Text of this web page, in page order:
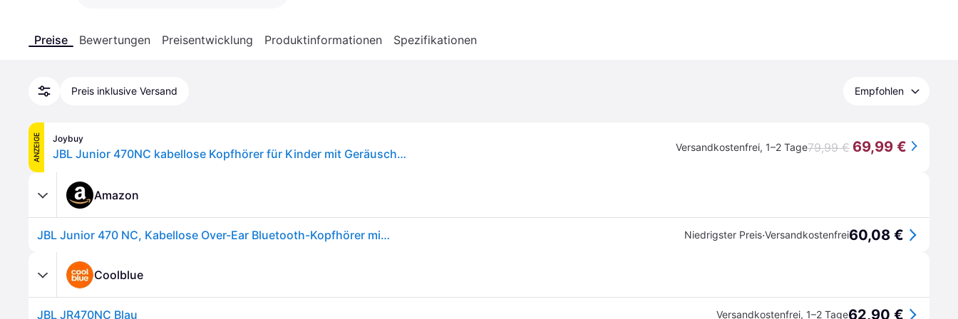
Preise Bewertungen Preisentwicklung Produktinformationen Spezifikationen
Preis inklusive Versand Empfohlen
ANZEIGE Joybuy
JBL Junior 470NC kabellose Kopfhörer für Kinder mit Geräuschunterdrückung – Blau Versandkostenfrei, 1–2 Tage79,99 € 69,99 €
Amazon
JBL Junior 470 NC, Kabellose Over-Ear Bluetooth-Kopfhörer mit Active-Noise-Cancelling für Kinder, Mikrofon, 50 h Wiedergabe, JBL Safe Sound, geringer Lautstärke, simpler Bedienung und Stickern, Blau Niedrigster Preis·Versandkostenfrei60,08 €
Coolblue
JBL JR470NC Blau Versandkostenfrei, 1–2 Tage62,90 €